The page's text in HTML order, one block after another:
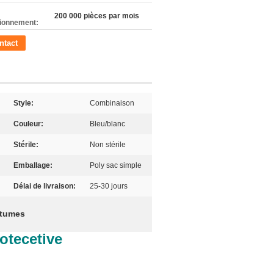
200 000 pièces par mois
Style: Combinaison
Couleur: Bleu/blanc
Stérile: Non stérile
Emballage: Poly sac simple
Délai de livraison: 25-30 jours